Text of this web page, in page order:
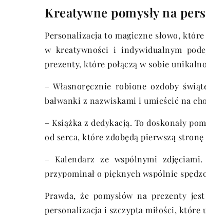
Kreatywne pomysły na
Personalizacja to magiczne słowo,
w kreatywności i indywidualnym
prezenty, które połączą w sobie
– Własnoręcznie robione ozdoby
bałwanki z nazwiskami i umieścić na
– Książka z dedykacją. To doskonały
od serca, które zdobędą pierwszą
– Kalendarz ze wspólnymi
przypominał o pięknych wspólnie
Prawda, że pomysłów na prezenty
personalizacja i szczypta miłości, które